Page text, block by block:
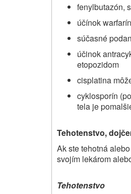
fenylbutazón,
účínok
súčasné
účinok
etopozidom
cisplatina
cyklosporín
tela je
Tehotenstvo,
Ak ste tehotná
svojím lekárom
Tehotenstvo